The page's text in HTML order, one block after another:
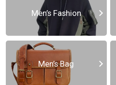
Men’s Fashion
Men’s Bag